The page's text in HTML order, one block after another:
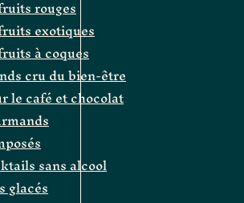
rouges
exotiques
à coques
cru du bien-être
le café et chocolat
sans alcool
glacés